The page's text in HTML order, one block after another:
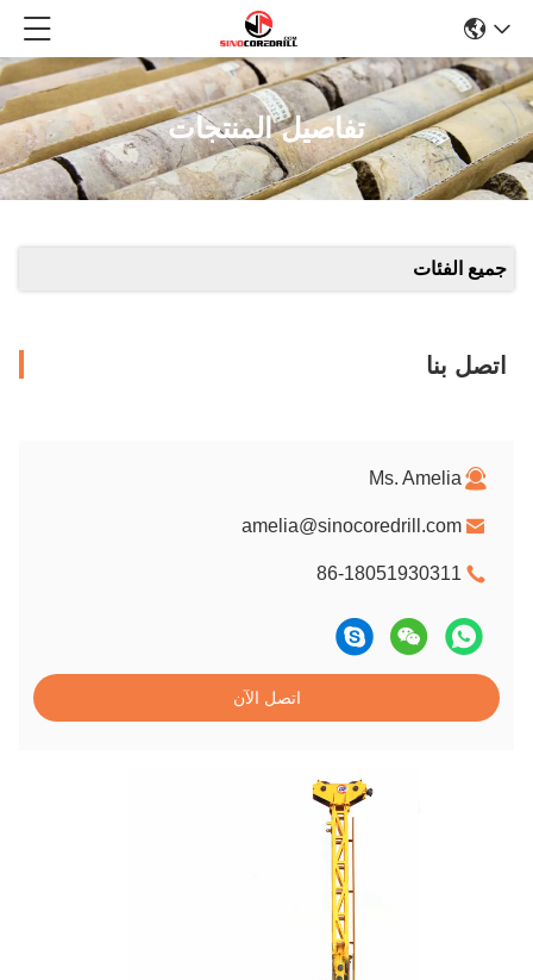
تفاصيل المنتجات
جميع الفئات
اتصل بنا
Ms. Amelia
amelia@sinocoredrill.com
86-18051930311
اتصل الآن